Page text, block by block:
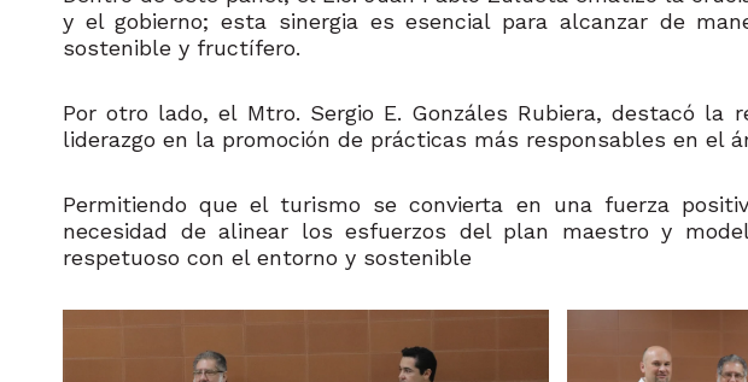
y el gobierno; esta sinergia es esencial para alcanzar de
sostenible y fructífero.
Por otro lado, el Mtro. Sergio E. Gonzáles Rubiera, destacó
liderazgo en la promoción de prácticas más responsables en el
Permitiendo que el turismo se convierta en una fuerza
necesidad de alinear los esfuerzos del plan maestro y
respetuoso con el entorno y sostenible